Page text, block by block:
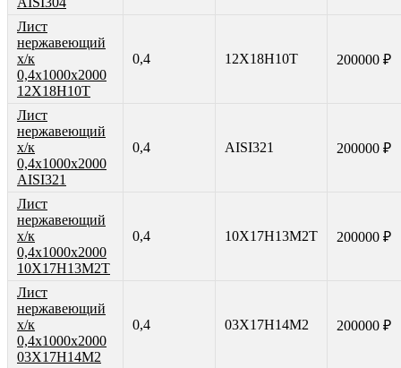
Лист
нержавеющий
х/к
0,4х1000х2000
12Х18Н10Т
0,4 12Х18Н10Т 200000 ₽
Лист
нержавеющий
х/к
0,4х1000х2000
AISI321
0,4 AISI321 200000 ₽
Лист
нержавеющий
х/к
0,4х1000х2000
10Х17Н13М2Т
0,4 10Х17Н13М2Т 200000 ₽
Лист
нержавеющий
х/к
0,4х1000х2000
03Х17Н14М2
0,4 03Х17Н14М2 200000 ₽